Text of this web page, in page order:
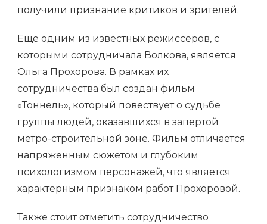
получили признание критиков и зрителей.
Еще одним из известных режиссеров, с
которыми сотрудничала Волкова, является
Ольга Прохорова. В рамках их
сотрудничества был создан фильм
«Тоннель», который повествует о судьбе
группы людей, оказавшихся в запертой
метро-строительной зоне. Фильм отличается
напряженным сюжетом и глубоким
психологизмом персонажей, что является
характерным признаком работ Прохоровой.
Также стоит отметить сотрудничество